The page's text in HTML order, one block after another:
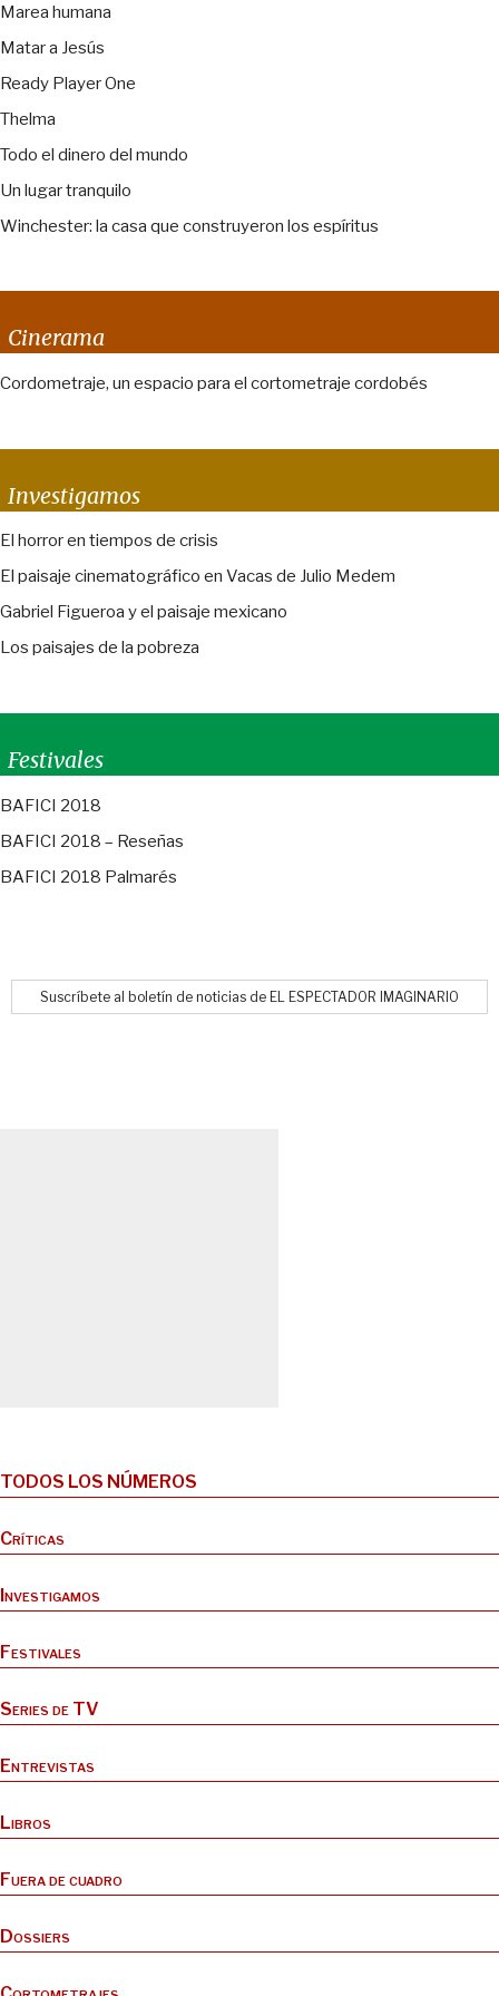
Marea humana
Matar a Jesús
Ready Player One
Thelma
Todo el dinero del mundo
Un lugar tranquilo
Winchester: la casa que construyeron los espíritus
Cinerama
Cordometraje, un espacio para el cortometraje cordobés
Investigamos
El horror en tiempos de crisis
El paisaje cinematográfico en Vacas de Julio Medem
Gabriel Figueroa y el paisaje mexicano
Los paisajes de la pobreza
Festivales
BAFICI 2018
BAFICI 2018 – Reseñas
BAFICI 2018 Palmarés
Suscríbete al boletín de noticias de EL ESPECTADOR IMAGINARIO
TODOS LOS NÚMEROS
Críticas
Investigamos
Festivales
Series de TV
Entrevistas
Libros
Fuera de cuadro
Dossiers